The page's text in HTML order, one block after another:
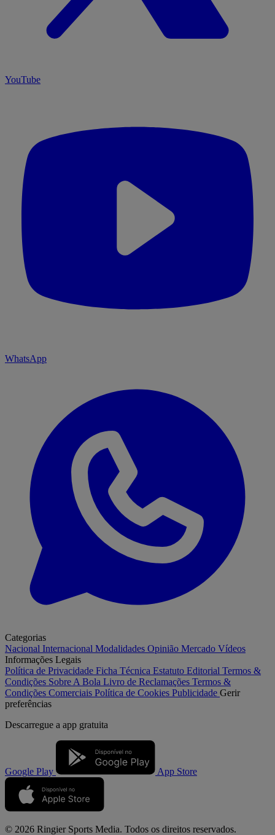
YouTube
WhatsApp
Categorias
Nacional Internacional Modalidades Opinião Mercado Vídeos
Informações Legais
Política de Privacidade Ficha Técnica Estatuto Editorial Termos &
Condições Sobre A Bola Livro de Reclamações Termos &
Condições Comerciais Política de Cookies Publicidade Gerir
preferências
Descarregue a app gratuita
Google Play App Store
© 2026 Ringier Sports Media. Todos os direitos reservados.